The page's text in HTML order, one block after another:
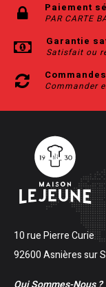
Paiement
PAR CARTE
Garantie
Satisfait ou
Commander
10 rue Pierre Curie
92600 Asnières sur